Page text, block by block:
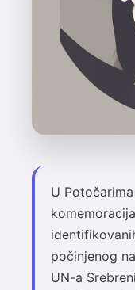
U
počinjenog
UN-a